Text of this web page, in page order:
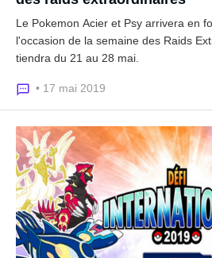
Le Pokemon Acier et Psy arrivera en
l'occasion de la semaine des Raids
tiendra du 21 au 28 mai.
• 17 mai 2019